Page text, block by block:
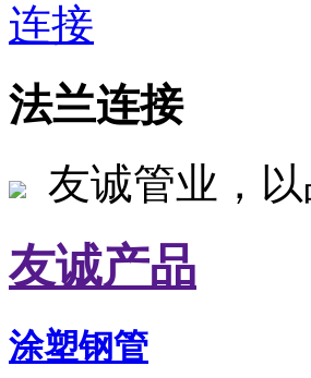
连接
法兰连接
友诚管业，
友诚产品
涂塑钢管